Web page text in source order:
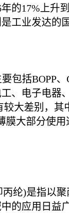
年的17%上
工业发达的
包括BOPP
、电子电器
较大差别，
膜大部分使
丙纶)是指以
的应用日益